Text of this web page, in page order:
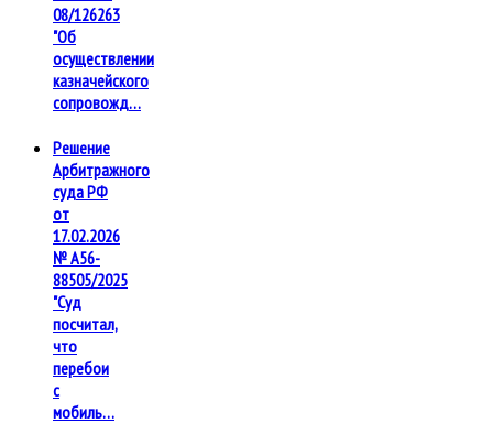
08/126263
"Об
осуществлении
казначейского
сопровожд…
Решение
Арбитражного
суда РФ
от
17.02.2026
№ А56-
88505/2025
"Суд
посчитал,
что
перебои
с
мобиль…